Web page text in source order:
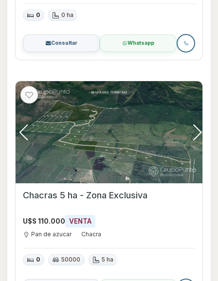
0 0 ha
Consultar Whatsapp
Chacras 5 ha - Zona Exclusiva
U$S 110.000 VENTA
Pan de azucar Chacra
0 50000 5 ha